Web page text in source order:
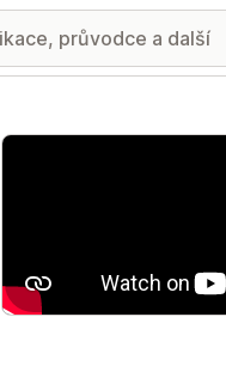
Galerie propagovaných